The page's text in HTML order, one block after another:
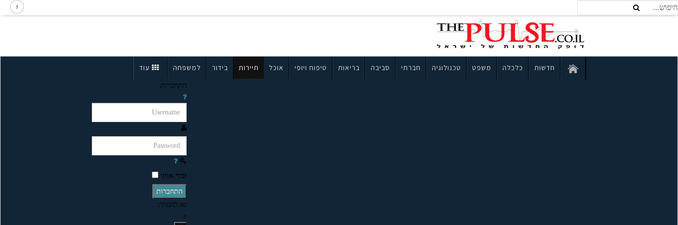
חדשות כלכלה משפט טכנולוגיה חברתי סביבה בריאות טיפוח ויופי אוכל תיירות בידור למשפחה עוד
התחברות
זכור אותי
התחברות
נא להמתין...
×